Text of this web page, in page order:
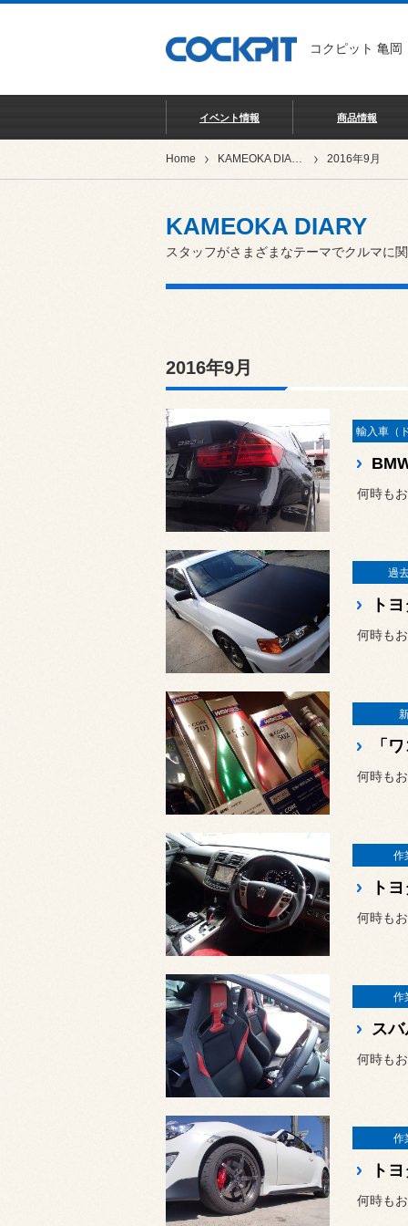
コクピット 亀岡
イベント情報 商品情報
Home KAMEOKA DIARY 2016年9月
KAMEOKA DIARY
スタッフがさまざまなテーマでクルマに
2016年9月
何時も
過
何時も
何時も
作
何時も
作
ス
何時も
作
ト
何時も